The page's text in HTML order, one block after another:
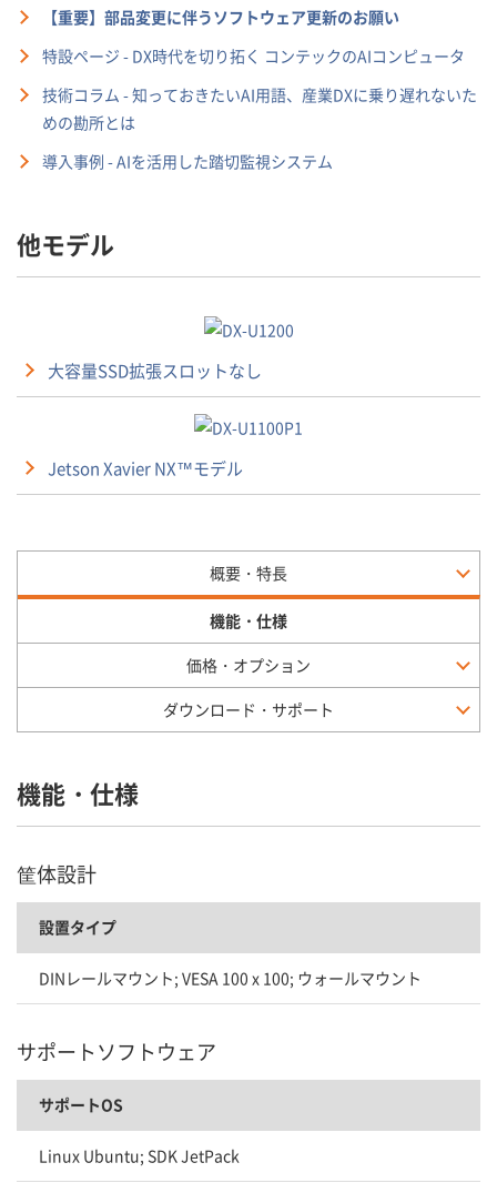
【重要】部品変更に伴うソフトウェア更新のお願い
特設ページ - DX時代を切り拓く コンテックのAIコンピュータ
技術コラム - 知っておきたいAI用語、産業DXに乗り遅れないた
めの勘所とは
導入事例 - AIを活用した踏切監視システム
他モデル
大容量SSD拡張スロットなし
Jetson Xavier NX™モデル
概要・特長
機能・仕様
価格・オプション
ダウンロード・サポート
機能・仕様
筐体設計
設置タイプ
DINレールマウント; VESA 100 x 100; ウォールマウント
サポートソフトウェア
サポートOS
Linux Ubuntu; SDK JetPack